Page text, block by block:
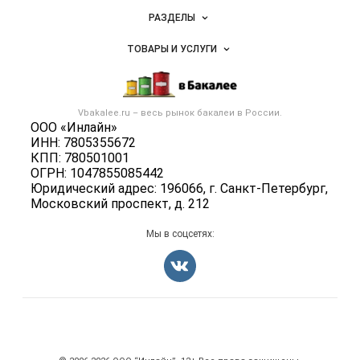
ингредиентов
Vbakalee.ru – весь рынок бакалеи в России.
ООО «Инлайн»
ИНН: 7805355672
КПП: 780501001
ОГРН: 1047855085442
Юридический адрес: 196066, г. Санкт-Петербург,
Московский проспект, д. 212
Новости Vbakalee.ru
Размещение рекламы
Публичная оферта
Контактная информация
Политика обработки персональных данных
РАЗДЕЛЫ
Объявления
Новости рынка
ТОВАРЫ И УСЛУГИ
Бакалейные товары
Услуги
Добавить объявление
Мы в соцсетях: